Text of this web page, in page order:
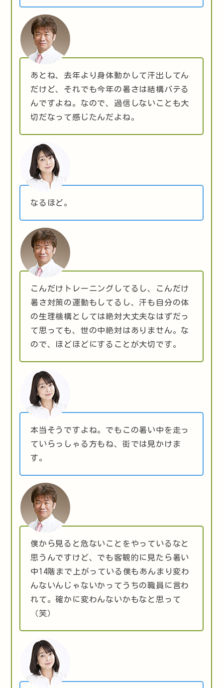
あとね、去年より身体動かして汗出してん
だけど、それでも今年の暑さは結構バテる
んですよね。なので、過信しないことも大
切だなって感じたんだよね。
なるほど。
こんだけトレーニングしてるし、こんだけ
暑さ対策の運動もしてるし、汗も自分の体
の生理機構としては絶対大丈夫なはずだっ
て思っても、世の中絶対はありません。な
ので、ほどほどにすることが大切です。
本当そうですよね。でもこの暑い中を走っ
ていらっしゃる方もね、街では見かけま
す。
僕から見ると危ないことをやっているなと
思うんですけど、でも客観的に見たら暑い
中14階まで上がっている僕もあんまり変わ
んないんじゃないかってうちの職員に言わ
れて。確かに変わんないかもなと思って
（笑）